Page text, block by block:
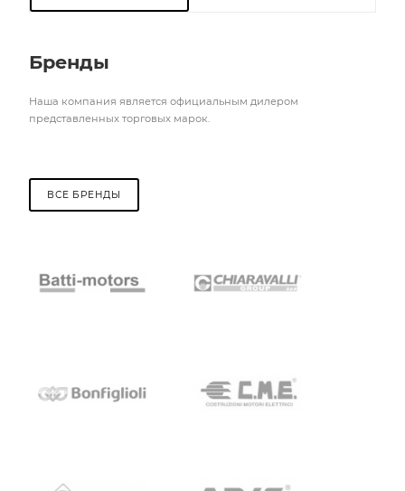
Бренды
Наша компания является официальным дилером
представленных торговых марок.
ВСЕ БРЕНДЫ